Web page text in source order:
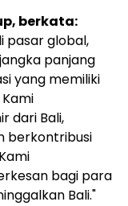
berkata:
pasar global,
panjang
yang memiliki
dari Bali,
berkontribusi
bagi para
Bali."